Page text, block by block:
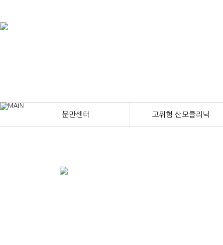
분만센터 고위험 산모클리닉